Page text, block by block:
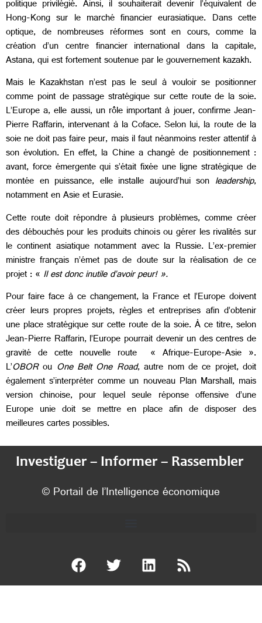
politique privilégié. Ainsi, il souhaiterait devenir l’équivalent de
Hong-Kong sur le marché financier eurasiatique. Dans cette
optique, de nombreuses réformes sont en cours, comme la
création d’un centre financier international dans la capitale,
Astana, qui est fortement soutenue par le gouvernement kazakh.
Mais le Kazakhstan n’est pas le seul à vouloir se positionner
comme point de passage stratégique sur cette route de la soie.
L’Europe a, elle aussi, un rôle important à jouer, confirme Jean-
Pierre Raffarin, intervenant à la Coface. Selon lui, la route de la
soie ne doit pas faire peur, mais il faut néanmoins rester attentif à
son évolution. En effet, la Chine a changé de positionnement :
avant, force émergente qui s’était fixée une ligne stratégique de
montée en puissance, elle installe aujourd’hui son leadership,
notamment en Asie et Eurasie.
Cette route doit répondre à plusieurs problèmes, comme créer
des débouchés pour les produits chinois ou gérer les rivalités sur
le continent asiatique notamment avec la Russie. L’ex-premier
ministre français n’émet pas de doute sur la réalisation de ce
projet : « Il est donc inutile d’avoir peur! ».
Pour faire face à ce changement, la France et l’Europe doivent
créer leurs propres projets, règles et entreprises afin d’obtenir
une place stratégique sur cette route de la soie. À ce titre, selon
Jean-Pierre Raffarin, l’Europe pourrait devenir un des centres de
gravité de cette nouvelle route « Afrique-Europe-Asie ».
L’OBORou One Belt One Road, autre nom de ce projet, doit
également s’interpréter comme un nouveau Plan Marshall, mais
version chinoise, pour lequel seule réponse offensive d’une
Europe unie doit se mettre en place afin de disposer des
meilleures cartes possibles.
Investiguer – Informer – Rassembler
© Portail de l’Intelligence économique